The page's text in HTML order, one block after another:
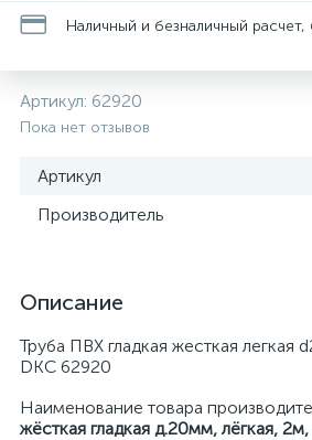
Наличный и безналичный расчет,
Артикул: 62920
Пока нет отзывов
Артикул
Производитель
Описание
Труба ПВХ гладкая жесткая легкая
DKC 62920
Наименование товара
жёсткая гладкая д.20мм, лёгкая,